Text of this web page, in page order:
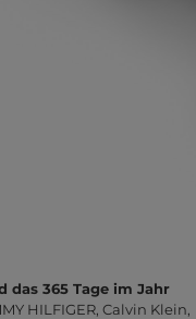
das 365 Tage im Jahr
HILFIGER, Calvin Klein,